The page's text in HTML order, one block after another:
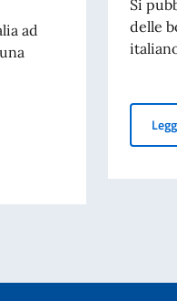
ad
A A CONTRATTO A
Si
delle